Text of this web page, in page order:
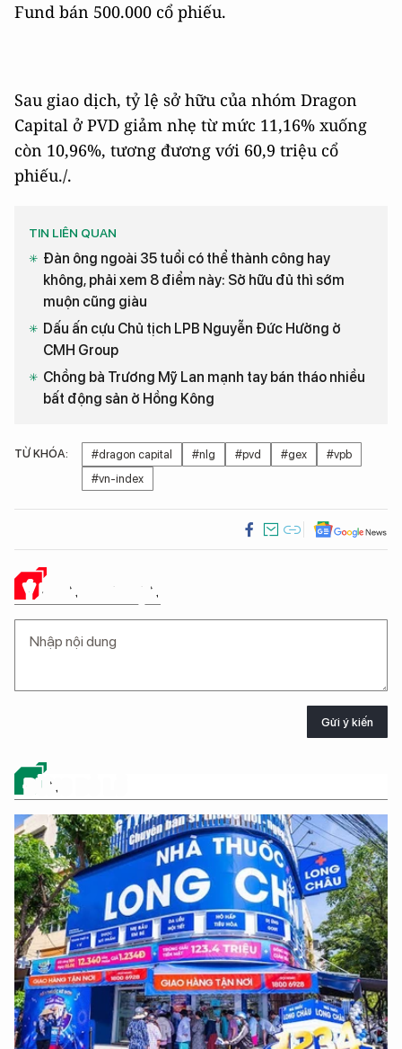
Fund bán 500.000 cổ phiếu.
Sau giao dịch, tỷ lệ sở hữu của nhóm Dragon
Capital ở PVD giảm nhẹ từ mức 11,16% xuống
còn 10,96%, tương đương với 60,9 triệu cổ
phiếu./.
TIN LIÊN QUAN
Đàn ông ngoài 35 tuổi có thể thành công hay
không, phải xem 8 điểm này: Sở hữu đủ thì sớm
muộn cũng giàu
Dấu ấn cựu Chủ tịch LPB Nguyễn Đức Hưởng ở
CMH Group
Chồng bà Trương Mỹ Lan mạnh tay bán tháo nhiều
bất động sản ở Hồng Kông
TỪ KHÓA: #dragon capital #nlg #pvd #gex
#vpb
#vn-index
Ý KIẾN CỦA BẠN
Gửi ý kiến
ĐỪNG BỎ LỠ